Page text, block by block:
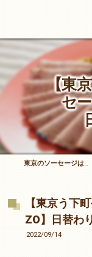
【東
セ
東京のソーセージは有限会社竹三商店
【東京う下
ZO】日替わ
2022/09/14